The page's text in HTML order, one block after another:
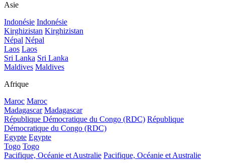
Asie
Indonésie Indonésie
Kirghizistan Kirghizistan
Népal Népal
Laos Laos
Sri Lanka Sri Lanka
Maldives Maldives
Afrique
Maroc Maroc
Madagascar Madagascar
République Démocratique du Congo (RDC) République
Démocratique du Congo (RDC)
Egypte Egypte
Togo Togo
Pacifique, Océanie et Australie Pacifique, Océanie et Australie